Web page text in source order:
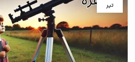
تیر